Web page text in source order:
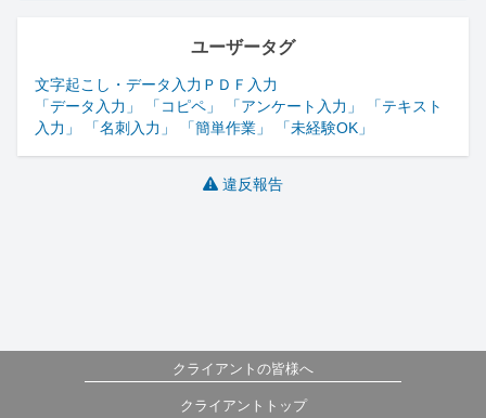
ユーザータグ
文字起こし・データ入力 ＰＤＦ入力
「データ入力」 「コピペ」 「アンケート入力」 「テキスト
入力」 「名刺入力」 「簡単作業」 「未経験OK」
違反報告
クライアントの皆様へ
クライアントトップ